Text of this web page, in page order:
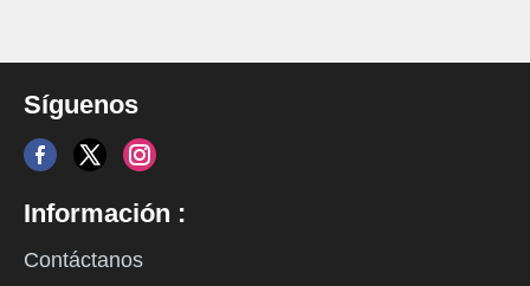
Síguenos
Información :
Contáctanos